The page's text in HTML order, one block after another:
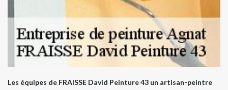
Les équipes de FRAISSE David Peinture 43 un artisan-peintre